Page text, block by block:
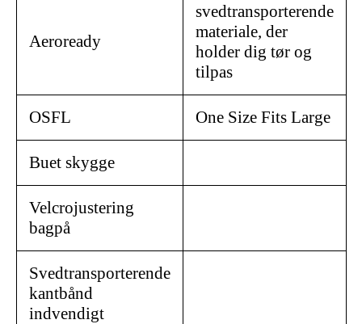
Aeroready
svedtransporterende
materiale, der
holder dig tør og
tilpas
OSFL One Size Fits Large
Buet skygge
Velcrojustering
bagpå
Svedtransporterende
kantbånd
indvendigt